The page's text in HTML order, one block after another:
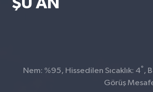
Nem: %95, Hissedilen Sıcaklık: 4° ,
Görüş